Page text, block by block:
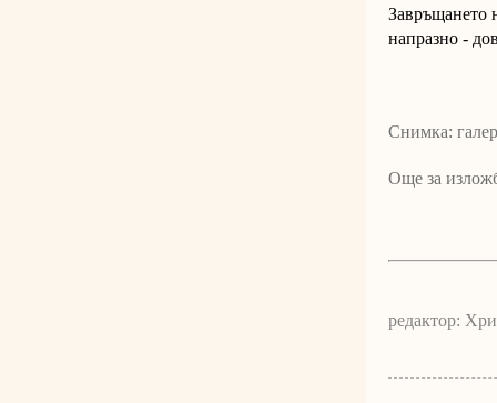
Завръщането
напразно -
Снимка:
Още за
редактор: